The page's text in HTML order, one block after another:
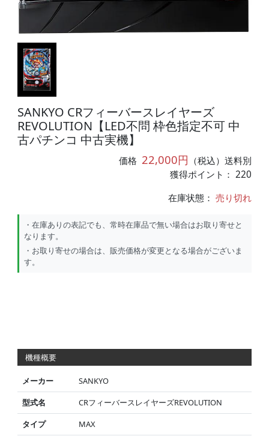
SANKYO CRフィーバースレイヤーズ
REVOLUTION【LED不問 枠色指定不可 中
古パチンコ 中古実機】
価格 22,000円 （税込）送料別
獲得ポイント： 220
在庫状態：売り切れ
・在庫ありの表記でも、常時在庫品で無い場合はお取り寄せと
なります。
・お取り寄せの場合は、販売価格が変更となる場合がございま
す。
機種概要
メーカー
SANKYO
型式名
CRフィーバースレイヤーズREVOLUTION
タイプ
MAX